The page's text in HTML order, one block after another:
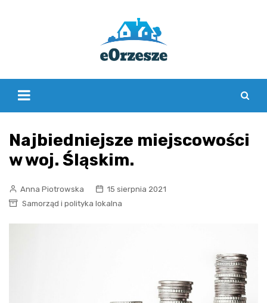
Najbiedniejsze miejscowości
w woj. Śląskim.
Anna Piotrowska
15 sierpnia 2021
Samorząd i polityka lokalna